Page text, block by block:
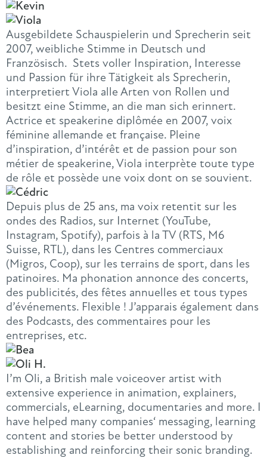
Ausgebildete Schauspielerin und Sprecherin seit
2007, weibliche Stimme in Deutsch und
Französisch. Stets voller Inspiration, Interesse
und Passion für ihre Tätigkeit als Sprecherin,
interpretiert Viola alle Arten von Rollen und
besitzt eine Stimme, an die man sich erinnert.
Actrice et speakerine diplômée en 2007, voix
féminine allemande et française. Pleine
d’inspiration, d’intérêt et de passion pour son
métier de speakerine, Viola interprète toute type
de rôle et possède une voix dont on se souvient.
Depuis plus de 25 ans, ma voix retentit sur les
ondes des Radios, sur Internet (YouTube,
Instagram, Spotify), parfois à la TV (RTS, M6
Suisse, RTL), dans les Centres commerciaux
(Migros, Coop), sur les terrains de sport, dans les
patinoires. Ma phonation annonce des concerts,
des publicités, des fêtes annuelles et tous types
d’événements. Flexible ! J’apparais également dans
des Podcasts, des commentaires pour les
entreprises, etc.
I’m Oli, a British male voiceover artist with
extensive experience in animation, explainers,
commercials, eLearning, documentaries and more. I
have helped many companies‘ messaging, learning
content and stories be better understood by
establishing and reinforcing their sonic branding.